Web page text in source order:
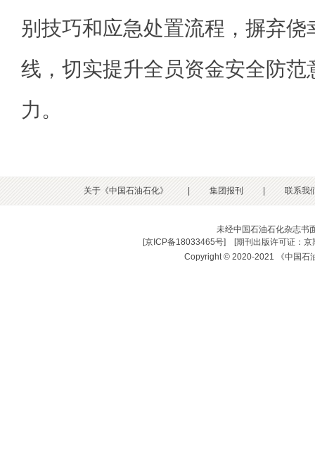
别技巧和应急处置流程，摒弃
线，切实提升全员资金安全防范
力。
关于《中国石油石化》 集团报刊 联系我
未经中国石油石化杂志书
[京ICP备18033465号] [期刊出版许可证：
Copyright © 2020-2021 《中国石